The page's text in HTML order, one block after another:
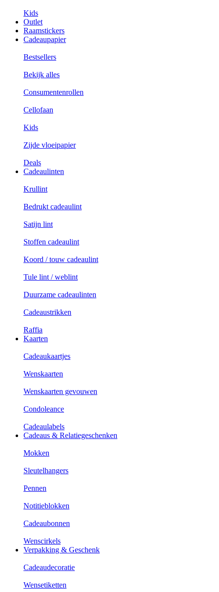
Kids
Outlet
Raamstickers
Cadeaupapier
Bestsellers
Bekijk alles
Consumentenrollen
Cellofaan
Kids
Zijde vloeipapier
Deals
Cadeaulinten
Krullint
Bedrukt cadeaulint
Satijn lint
Stoffen cadeaulint
Koord / touw cadeaulint
Tule lint / weblint
Duurzame cadeaulinten
Cadeaustrikken
Raffia
Kaarten
Cadeaukaartjes
Wenskaarten
Wenskaarten gevouwen
Condoleance
Cadeaulabels
Cadeaus & Relatiegeschenken
Mokken
Sleutelhangers
Pennen
Notitieblokken
Cadeaubonnen
Wenscirkels
Verpakking & Geschenk
Cadeaudecoratie
Wensetiketten